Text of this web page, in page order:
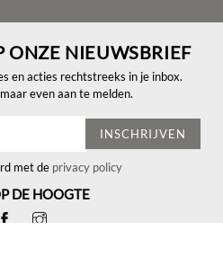
ONZE NIEUWSBRIEF
en acties rechtstreeks in je inbox.
even aan te melden.
INSCHRIJVEN
met de privacy policy
DE HOOGTE